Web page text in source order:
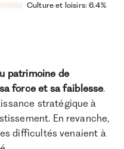
patrimoine de
force et sa faiblesse.
stratégique à
En revanche,
difficultés venaient à